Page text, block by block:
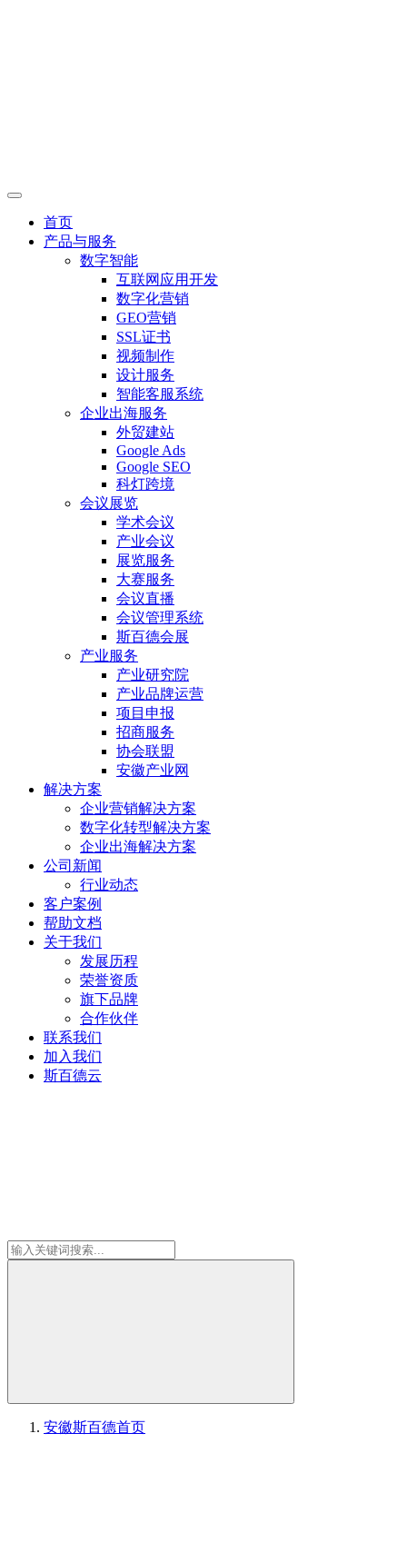
首页
产品与服务
数字智能
互联网应用开发
数字化营销
GEO营销
SSL证书
视频制作
设计服务
智能客服系统
企业出海服务
外贸建站
Google Ads
Google SEO
科灯跨境
会议展览
学术会议
产业会议
展览服务
大赛服务
会议直播
会议管理系统
斯百德会展
产业服务
产业研究院
产业品牌运营
项目申报
招商服务
协会联盟
安徽产业网
解决方案
企业营销解决方案
数字化转型解决方案
企业出海解决方案
公司新闻
行业动态
客户案例
帮助文档
关于我们
发展历程
荣誉资质
旗下品牌
合作伙伴
联系我们
加入我们
斯百德云
安徽斯百德首页